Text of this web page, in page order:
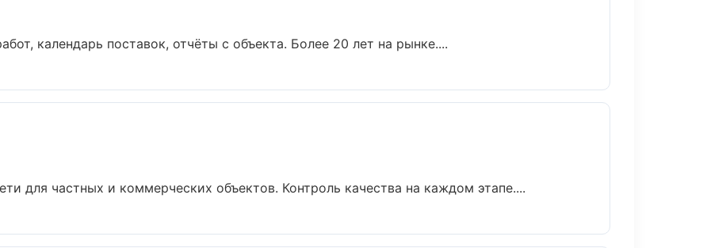
календарь поставок, отчёты с объекта. Более 20 лет на рынке....
для частных и коммерческих объектов. Контроль качества на каждом этапе....